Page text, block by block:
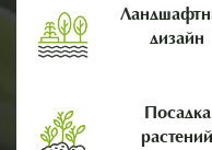
дизайн
Посадка
растений